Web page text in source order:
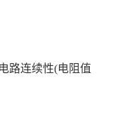
路连续性(电阻值